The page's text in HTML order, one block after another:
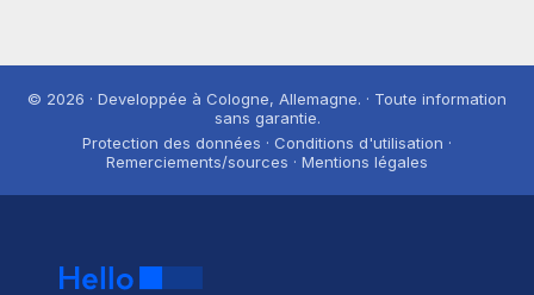
© 2026 · Developpée à Cologne, Allemagne. · Toute information
sans garantie.
Protection des données · Conditions d'utilisation ·
Remerciements/sources · Mentions légales